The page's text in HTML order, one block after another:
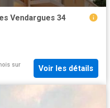
Vendargues 34
sur
Voir les détails